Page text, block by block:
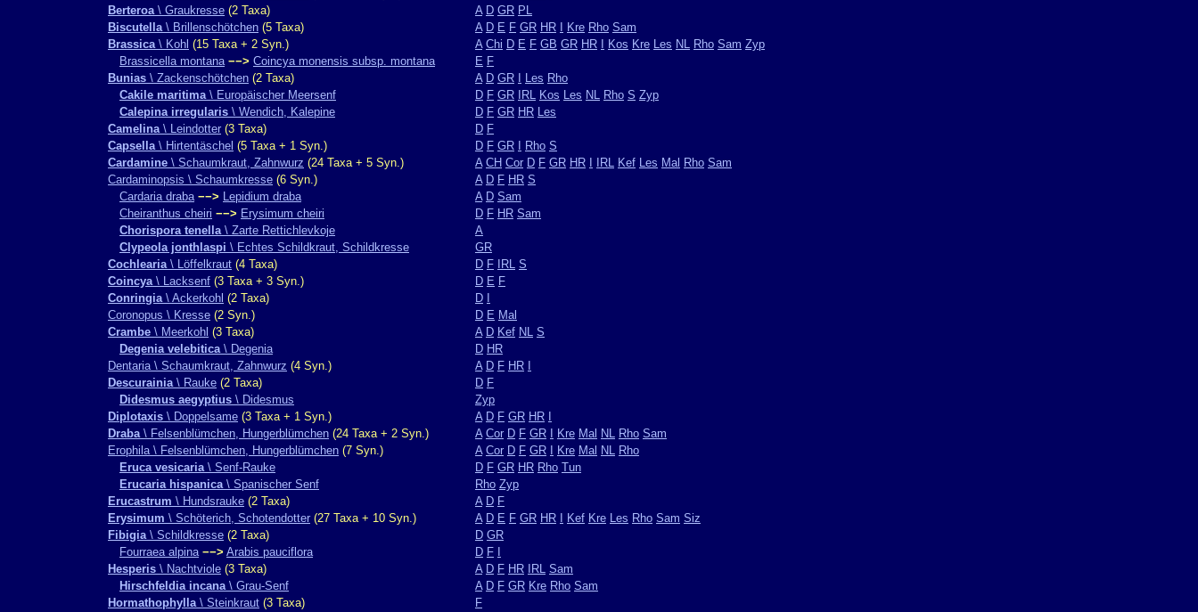
Berteroa\ Graukresse (2 Taxa) A D GR PL
Biscutella\ Brillenschötchen (5 Taxa) A D E F GR HR Kre Rho Sam
Brassica\ Kohl (15 Taxa + 2 Syn.) A Chi D E F GB GR HR Kos Kre Les NL Rho Sam Zyp
Brassicella montana −−> Coincya monensis subsp. montana E F
Bunias \ Zackenschötchen (2 Taxa) A D GR Les Rho
Cakile maritima\ Europäischer Meersenf D F GR IRL Kos Les NL Rho S Zyp
Calepina irregularis \ Wendich, Kalepine D F GR HR Les
Camelina\ Leindotter (3 Taxa) D F
Capsella\ Hirtentäschel (5 Taxa + 1 Syn.) D F GR Rho S
Cardamine \ Schaumkraut, Zahnwurz (24 Taxa + 5 Syn.) A CH Cor D F GR HR IRL Kef Les Mal Rho Sam
Cardaminopsis \ Schaumkresse (6 Syn.) A D F HR S
Cardaria draba −−> Lepidium draba A D Sam
Cheiranthus cheiri −−> Erysimum cheiri D F HR Sam
Chorispora tenella\ Zarte Rettichlevkoje
A
Clypeola jonthlaspi \ Echtes Schildkraut, Schildkresse
GR
Cochlearia\ Löffelkraut (4 Taxa) D F IRL S
Coincya\ Lacksenf (3 Taxa + 3 Syn.) D E F
Conringia\ Ackerkohl (2 Taxa) D
Coronopus \ Kresse (2 Syn.) D E Mal
Crambe \ Meerkohl (3 Taxa) A D Kef NL S
Degenia velebitica\ Degenia D HR
Dentaria \ Schaumkraut, Zahnwurz (4 Syn.) A D F HR
Descurainia\ Rauke (2 Taxa) D F
Didesmus aegyptius \ Didesmus
Zyp
Diplotaxis \ Doppelsame (3 Taxa + 1 Syn.) A D F GR HR
Draba\ Felsenblümchen, Hungerblümchen (24 Taxa + 2 Syn.) A Cor D F GR Kre Mal NL Rho Sam
Erophila \ Felsenblümchen, Hungerblümchen (7 Syn.) A Cor D F GR Kre Mal NL Rho
Eruca vesicaria\ Senf-Rauke D F GR HR Rho Tun
Erucaria hispanica\ Spanischer Senf Rho Zyp
Erucastrum \ Hundsrauke (2 Taxa) A D F
Erysimum \ Schöterich, Schotendotter (27 Taxa + 10 Syn.) A D E F GR HR Kef Kre Les Rho Sam Siz
Fibigia\ Schildkresse (2 Taxa) D GR
Fourraea alpina −−> Arabis pauciflora D F
Hesperis \ Nachtviole (3 Taxa) A D F HR IRL Sam
Hirschfeldia incana\ Grau-Senf A D F GR Kre Rho Sam
Hormathophylla\ Steinkraut (3 Taxa)
F